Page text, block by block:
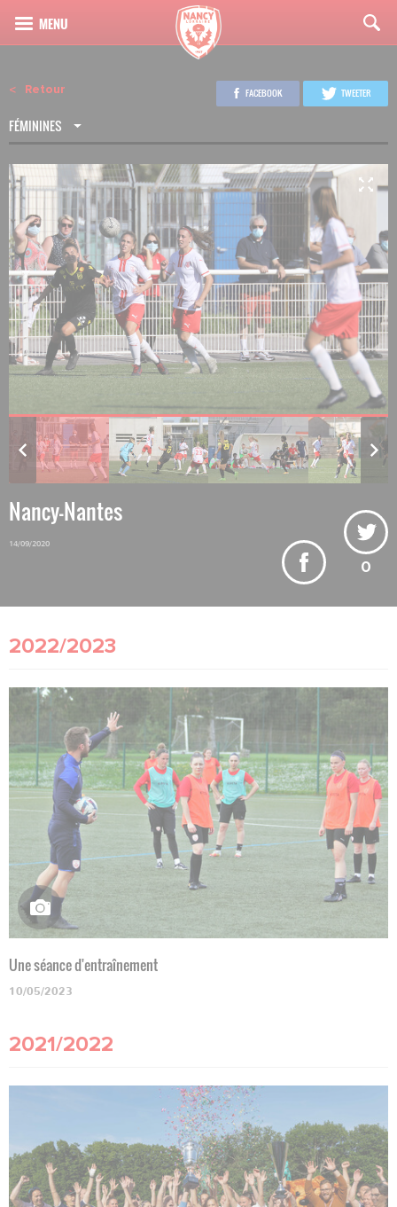
Retour
FÉMININES
FACEBOOK TWEETER
3 19
Nancy-Nantes
14/09/2020
0
2022/2023
Une séance d'entraînement
10/05/2023
2021/2022